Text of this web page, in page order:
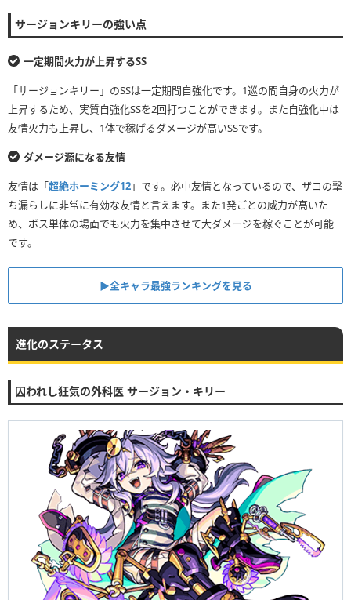
サージョンキリーの強い点
一定期間火力が上昇するSS
「サージョンキリー」のSSは一定期間自強化です。1巡の間自身の火力が
上昇するため、実質自強化SSを2回打つことができます。また自強化中は
友情火力も上昇し、1体で稼げるダメージが高いSSです。
ダメージ源になる友情
友情は「超絶ホーミング12」です。必中友情となっているので、ザコの撃
ち漏らしに非常に有効な友情と言えます。また1発ごとの威力が高いた
め、ボス単体の場面でも火力を集中させて大ダメージを稼ぐことが可能
です。
▶全キャラ最強ランキングを見る
進化のステータス
囚われし狂気の外科医 サージョン・キリー